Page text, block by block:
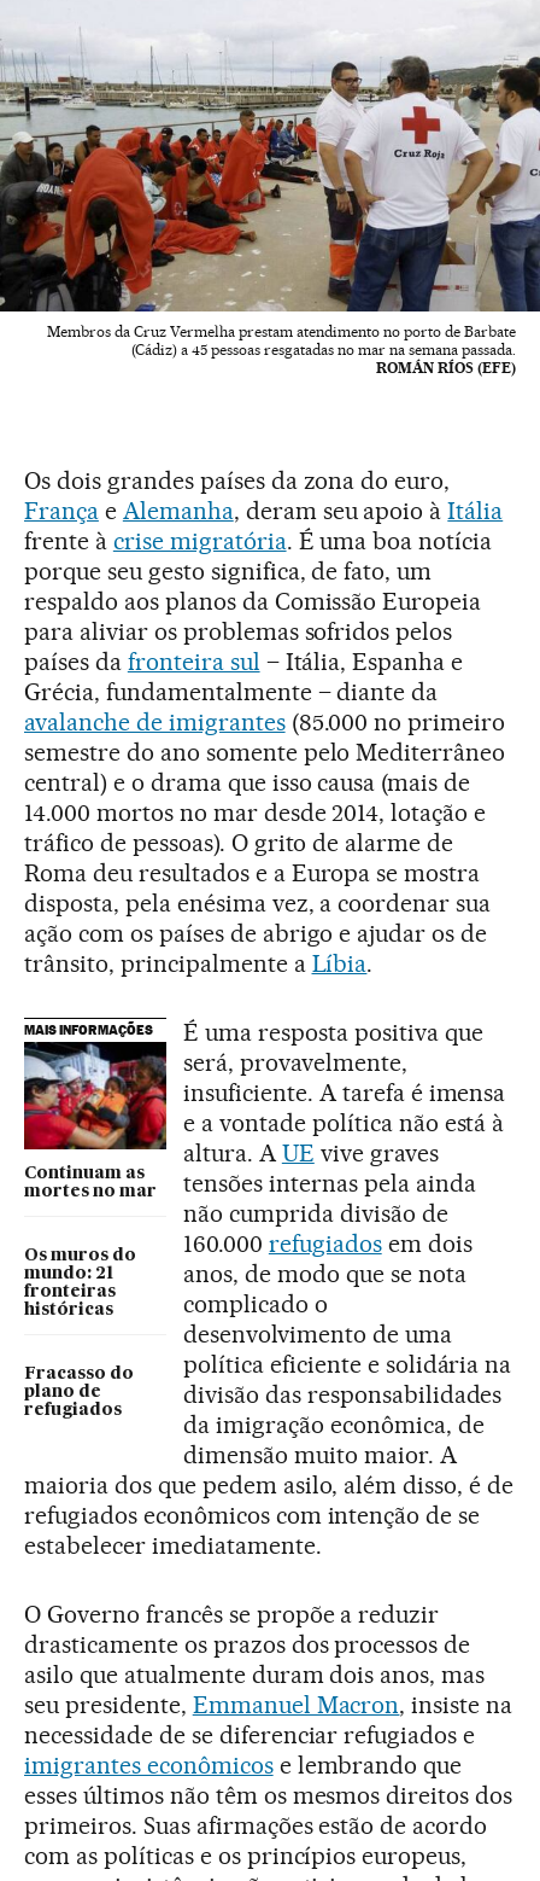
Membros da Cruz Vermelha prestam atendimento no porto de Barbate
(Cádiz) a 45 pessoas resgatadas no mar na semana passada.
ROMÁN RÍOS (EFE)
Os dois grandes países da zona do euro,
Françae Alemanha, deram seu apoio àItália
frente à crise migratória. É uma boa notícia
porque seu gesto significa, de fato, um
respaldo aos planos da Comissão Europeia
para aliviar os problemas sofridos pelos
países da fronteira sul – Itália, Espanha e
Grécia, fundamentalmente – diante da
avalanche de imigrantes(85.000 no primeiro
semestre do ano somente pelo Mediterrâneo
central) e o drama que isso causa (mais de
14.000 mortos no mar desde 2014, lotação e
tráfico de pessoas). O grito de alarme de
Roma deu resultados e a Europa se mostra
disposta, pela enésima vez, a coordenar sua
ação com os países de abrigo e ajudar os de
trânsito, principalmente a Líbia.
MAIS INFORMAÇÕES
Continuam as
mortes no mar
Os muros do
mundo: 21
fronteiras
históricas
Fracasso do
plano de
refugiados
É uma resposta positiva que
será, provavelmente,
insuficiente. A tarefa é imensa
e a vontade política não está à
altura. AUE vive graves
tensões internas pela ainda
não cumprida divisão de
160.000 refugiadosem dois
anos, de modo que se nota
complicado o
desenvolvimento de uma
política eficiente e solidária na
divisão das responsabilidades
da imigração econômica, de
dimensão muito maior. A
maioria dos que pedem asilo, além disso, é de
refugiados econômicos com intenção de se
estabelecer imediatamente.
O Governo francês se propõe a reduzir
drasticamente os prazos dos processos de
asilo que atualmente duram dois anos, mas
seu presidente, Emmanuel Macron, insiste na
necessidade de se diferenciar refugiados e
imigrantes econômicose lembrando que
esses últimos não têm os mesmos direitos dos
primeiros. Suas afirmações estão de acordo
com as políticas e os princípios europeus,